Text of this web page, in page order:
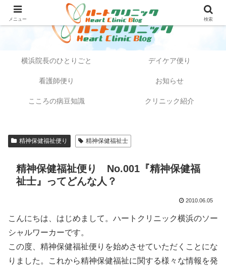
横浜院長のひとりごと デイケア便り
看護師便り お知らせ
こころの病豆知識 クリニック紹介
精神保健福祉便り 精神保健福祉士
精神保健福祉便り No.001『精神保健福
祉士』ってどんな人？
2010.06.05
こんにちは、はじめまして。ハートクリニック横浜のソー
シャルワーカーです。
この度、精神保健福祉便りを始めさせていただくことにな
りました。これから精神保健福祉に関する様々な情報を発
メニュー 検索